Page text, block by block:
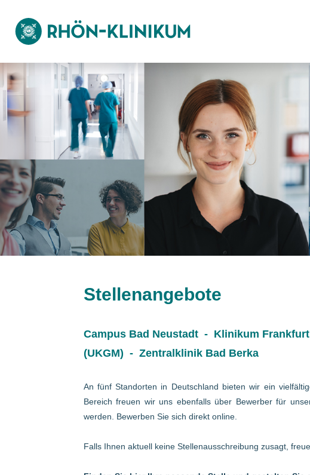
Stellenangebote
Campus Bad Neustadt - Klinikum
(UKGM) - Zentralklinik Bad Berka
An fünf Standorten in Deutschland bieten wir ein
Bereich freuen wir uns ebenfalls über Bewerber für
werden. Bewerben Sie sich direkt online.
Falls Ihnen aktuell keine Stellenausschreibung zusagt,